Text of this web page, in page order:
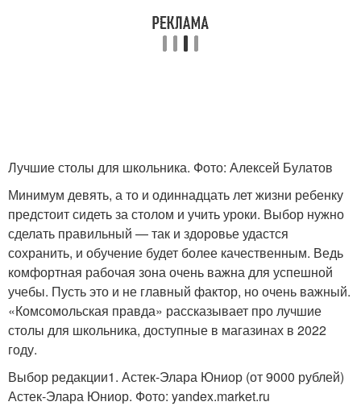
Лучшие столы для школьника. Фото: Алексей Булатов
Минимум девять, а то и одиннадцать лет жизни ребенку
предстоит сидеть за столом и учить уроки. Выбор нужно
сделать правильный — так и здоровье удастся
сохранить, и обучение будет более качественным. Ведь
комфортная рабочая зона очень важна для успешной
учебы. Пусть это и не главный фактор, но очень важный.
«Комсомольская правда» рассказывает про лучшие
столы для школьника, доступные в магазинах в 2022
году.
Выбор редакции1. Астек-Элара Юниор (от 9000 рублей)
Астек-Элара Юниор. Фото: yandex.market.ru